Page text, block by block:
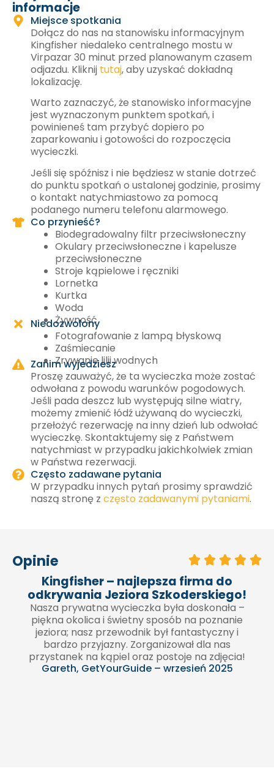
informacje
Miejsce spotkania
Dołącz do nas na stanowisku informacyjnym
Kingfisher niedaleko centralnego mostu w
Virpazar 30 minut przed planowanym czasem
odjazdu. Kliknij tutaj, aby uzyskać dokładną
lokalizację.
Warto zaznaczyć, że stanowisko informacyjne
jest wyznaczonym punktem spotkań, i
powinieneś tam przybyć dopiero po
zaparkowaniu i gotowości do rozpoczęcia
wycieczki.
Jeśli się spóźnisz i nie będziesz w stanie dotrzeć
do punktu spotkań o ustalonej godzinie, prosimy
o kontakt natychmiastowo za pomocą
podanego numeru telefonu alarmowego.
Co przynieść?
Biodegradowalny filtr przeciwsłoneczny
Okulary przeciwsłoneczne i kapelusze
przeciwsłoneczne
Stroje kąpielowe i ręczniki
Lornetka
Kurtka
Woda
Żywność
Niedozwolony
Fotografowanie z lampą błyskową
Zaśmiecanie
Zrywanie lilii wodnych
Zanim wyjedziesz
Proszę zauważyć, że ta wycieczka może zostać
odwołana z powodu warunków pogodowych.
Jeśli pada deszcz lub występują silne wiatry,
możemy zmienić łódź używaną do wycieczki,
przełożyć rezerwację na inny dzień lub odwołać
wycieczkę. Skontaktujemy się z Państwem
natychmiast w przypadku jakichkolwiek zmian
w Państwa rezerwacji.
Często zadawane pytania
W przypadku innych pytań prosimy sprawdzić
naszą stronę z często zadawanymi pytaniami.
Opinie
Kingfisher – najlepsza firma do
odkrywania Jeziora Szkoderskiego!
Nasza prywatna wycieczka była doskonała –
piękna okolica i świetny sposób na poznanie
jeziora; nasz przewodnik był fantastyczny i
bardzo przyjazny. Zorganizował dla nas
przystanek na kąpiel oraz postoje na zdjęcia!
Gareth, GetYourGuide – wrzesień 2025